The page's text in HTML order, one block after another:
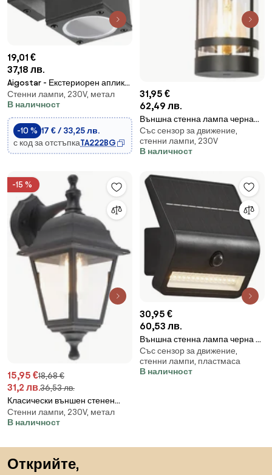
19,01 €
37,18 лв.
Aigostar - Екстериорен аплик
1xGU10/230V черен IP65 ъглов
Стенни лампи, 230V, метал
В наличност
-10 % 17 € / 33,25 лв.
с код за отстъпкаTA222BG
31,95 €
62,49 лв.
Външна стенна лампа черна
IP44 с датчик за движение -
Ruben
Със сензор за движение,
стенни лампи, 230V
В наличност
-15 %
15,95 €18,68 €
31,2 лв.36,53 лв.
Класически външен стенен
аплик черен IP44 - Capital
Стенни лампи, 230V, метал
В наличност
30,95 €
60,53 лв.
Външна стенна лампа черна с
LED IP54 със соларен сензор за
движение - Floody
Със сензор за движение,
стенни лампи, пластмаса
В наличност
Открийте,